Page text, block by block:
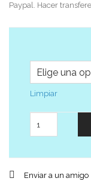
Paypal. Hacer
Limpiar
Enviar a un amigo